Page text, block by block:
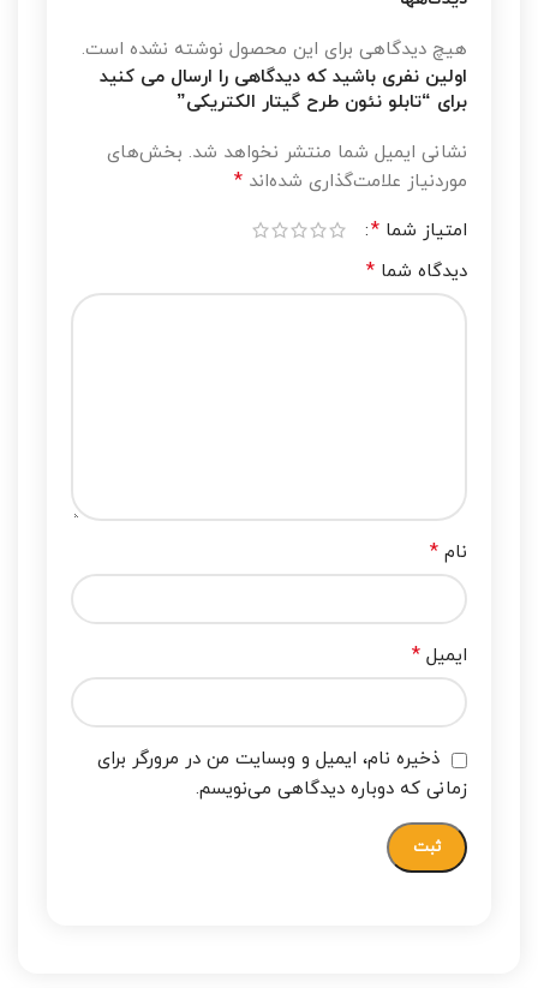
هیچ دیدگاهی برای این محصول نوشته نشده است.
اولین نفری باشید که دیدگاهی را ارسال می کنید
برای “تابلو نئون طرح گیتار الکتریکی”
نشانی ایمیل شما منتشر نخواهد شد. بخش‌های
موردنیاز علامت‌گذاری شده‌اند *
امتیاز شما *
دیدگاه شما *
نام *
ایمیل *
ذخیره نام، ایمیل و وبسایت من در مرورگر برای
زمانی که دوباره دیدگاهی می‌نویسم.